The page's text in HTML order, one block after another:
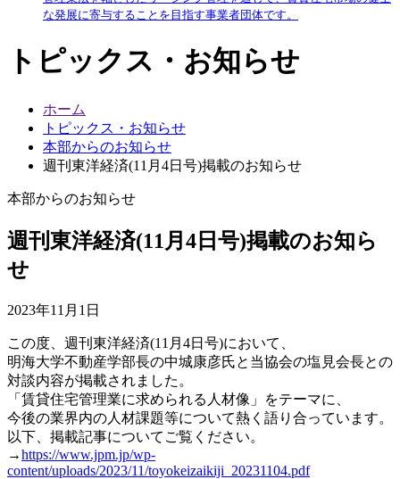
な発展に寄与することを目指す事業者団体です。
トピックス・お知らせ
ホーム
トピックス・お知らせ
本部からのお知らせ
週刊東洋経済(11月4日号)掲載のお知らせ
本部からのお知らせ
週刊東洋経済(11月4日号)掲載のお知ら
せ
2023年11月1日
この度、週刊東洋経済(11月4日号)において、
明海大学不動産学部長の中城康彦氏と当協会の塩見会長との
対談内容が掲載されました。
「賃貸住宅管理業に求められる人材像」をテーマに、
今後の業界内の人材課題等について熱く語り合っています。
以下、掲載記事についてご覧ください。
→https://www.jpm.jp/wp-
content/uploads/2023/11/toyokeizaikiji_20231104.pdf